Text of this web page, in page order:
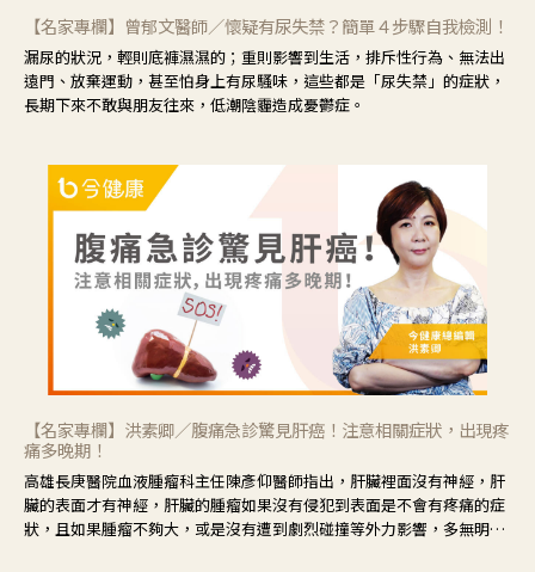
【名家專欄】曾郁文醫師／懷疑有尿失禁？簡單４步驟自我檢測！
漏尿的狀況，輕則底褲濕濕的；重則影響到生活，排斥性行為、無法出
遠門、放棄運動，甚至怕身上有尿騷味，這些都是「尿失禁」的症狀，
長期下來不敢與朋友往來，低潮陰霾造成憂鬱症。
【名家專欄】洪素卿／腹痛急診驚見肝癌！注意相關症狀，出現疼
痛多晚期！
高雄長庚醫院血液腫瘤科主任陳彥仰醫師指出，肝臟裡面沒有神經，肝
臟的表面才有神經，肝臟的腫瘤如果沒有侵犯到表面是不會有疼痛的症
狀，且如果腫瘤不夠大，或是沒有遭到劇烈碰撞等外力影響，多無明顯